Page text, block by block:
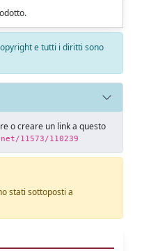
e tutti i diritti sono
o creare un link a questo
11573/110239
stati sottoposti a